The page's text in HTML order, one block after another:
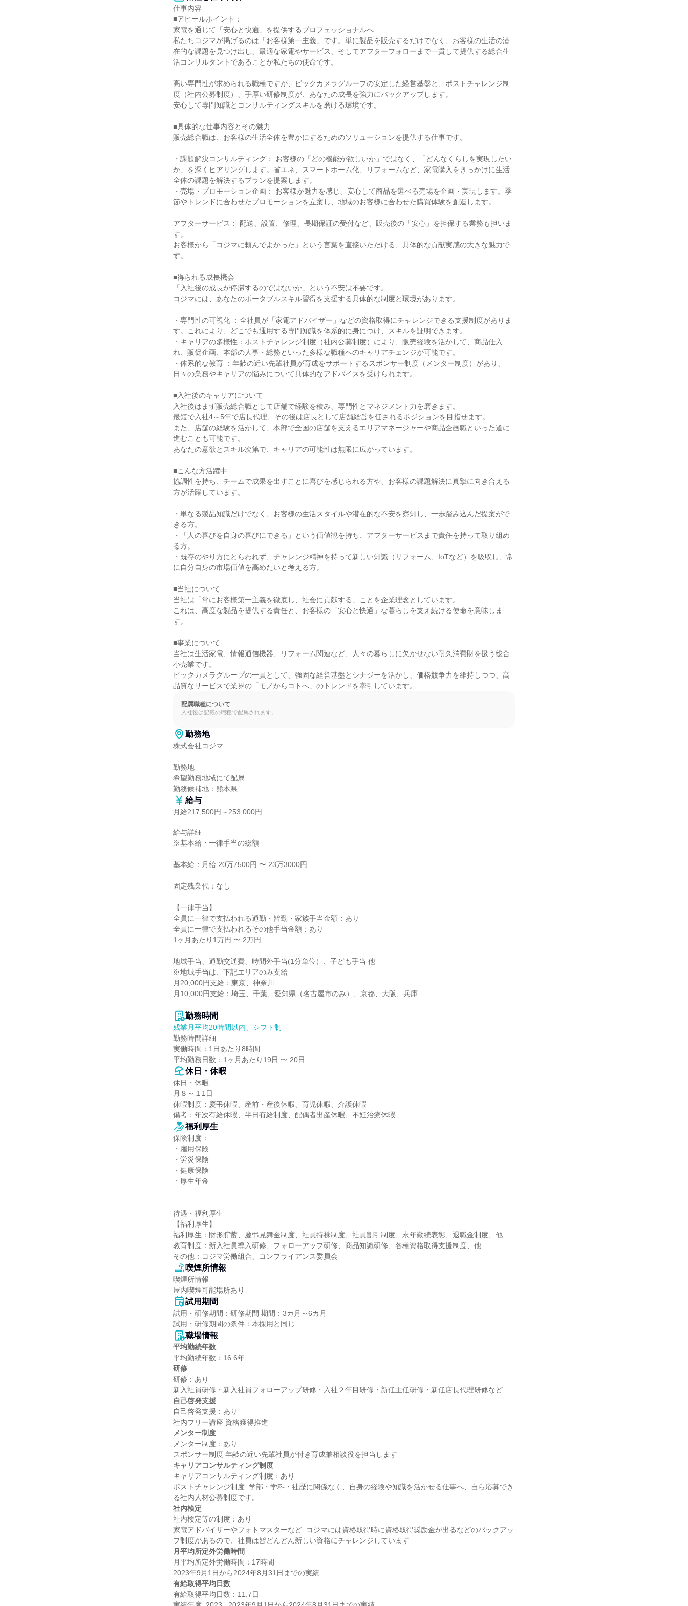
仕事内容
■アピールポイント：
家電を通じて「安心と快適」を提供するプロフェッショナルへ
私たちコジマが掲げるのは「お客様第一主義」です。単に製品を販売するだけでなく、お客様の生活の潜
在的な課題を見つけ出し、最適な家電やサービス、そしてアフターフォローまで一貫して提供する総合生
活コンサルタントであることが私たちの使命です。
高い専門性が求められる職種ですが、ビックカメラグループの安定した経営基盤と、ポストチャレンジ制
度（社内公募制度）、手厚い研修制度が、あなたの成長を強力にバックアップします。
安心して専門知識とコンサルティングスキルを磨ける環境です。
■具体的な仕事内容とその魅力
販売総合職は、お客様の生活全体を豊かにするためのソリューションを提供する仕事です。
・課題解決コンサルティング： お客様の「どの機能が欲しいか」ではなく、「どんなくらしを実現したい
か」を深くヒアリングします。省エネ、スマートホーム化、リフォームなど、家電購入をきっかけに生活
全体の課題を解決するプランを提案します。
・売場・プロモーション企画： お客様が魅力を感じ、安心して商品を選べる売場を企画・実現します。季
節やトレンドに合わせたプロモーションを立案し、地域のお客様に合わせた購買体験を創造します。
アフターサービス： 配送、設置、修理、長期保証の受付など、販売後の「安心」を担保する業務も担いま
す。
お客様から「コジマに頼んでよかった」という言葉を直接いただける、具体的な貢献実感の大きな魅力で
す。
■得られる成長機会
「入社後の成長が停滞するのではないか」という不安は不要です。
コジマには、あなたのポータブルスキル習得を支援する具体的な制度と環境があります。
・専門性の可視化 ：全社員が「家電アドバイザー」などの資格取得にチャレンジできる支援制度がありま
す。これにより、どこでも通用する専門知識を体系的に身につけ、スキルを証明できます。
・キャリアの多様性：ポストチャレンジ制度（社内公募制度）により、販売経験を活かして、商品仕入
れ、販促企画、本部の人事・総務といった多様な職種へのキャリアチェンジが可能です。
・体系的な教育 ：年齢の近い先輩社員が育成をサポートするスポンサー制度（メンター制度）があり、
日々の業務やキャリアの悩みについて具体的なアドバイスを受けられます。
■入社後のキャリアについて
入社後はまず販売総合職として店舗で経験を積み、専門性とマネジメント力を磨きます。
最短で入社4～5年で店長代理、その後は店長として店舗経営を任されるポジションを目指せます。
また、店舗の経験を活かして、本部で全国の店舗を支えるエリアマネージャーや商品企画職といった道に
進むことも可能です。
あなたの意欲とスキル次第で、キャリアの可能性は無限に広がっています。
■こんな方活躍中
協調性を持ち、チームで成果を出すことに喜びを感じられる方や、お客様の課題解決に真摯に向き合える
方が活躍しています。
・単なる製品知識だけでなく、お客様の生活スタイルや潜在的な不安を察知し、一歩踏み込んだ提案がで
きる方。
・「人の喜びを自身の喜びにできる」という価値観を持ち、アフターサービスまで責任を持って取り組め
る方。
・既存のやり方にとらわれず、チャレンジ精神を持って新しい知識（リフォーム、IoTなど）を吸収し、常
に自分自身の市場価値を高めたいと考える方。
■当社について
当社は「常にお客様第一主義を徹底し、社会に貢献する」ことを企業理念としています。
これは、高度な製品を提供する責任と、お客様の「安心と快適」な暮らしを支え続ける使命を意味しま
す。
■事業について
当社は生活家電、情報通信機器、リフォーム関連など、人々の暮らしに欠かせない耐久消費財を扱う総合
小売業です。
ビックカメラグループの一員として、強固な経営基盤とシナジーを活かし、価格競争力を維持しつつ、高
品質なサービスで業界の「モノからコトへ」のトレンドを牽引しています。
配属職種について
入社後は記載の職種で配属されます。
勤務地
株式会社コジマ
勤務地
希望勤務地域にて配属
勤務候補地：熊本県
給与
月給217,500円～253,000円
給与詳細
※基本給・一律手当の総額
基本給：月給 20万7500円 〜 23万3000円
固定残業代：なし
【一律手当】
全員に一律で支払われる通勤・皆勤・家族手当金額：あり
全員に一律で支払われるその他手当金額：あり
1ヶ月あたり1万円 〜 2万円
地域手当、通勤交通費、時間外手当(1分単位）、子ども手当 他
※地域手当は、下記エリアのみ支給
月20,000円支給：東京、神奈川
月10,000円支給：埼玉、千葉、愛知県（名古屋市のみ）、京都、大阪、兵庫
勤務時間
残業月平均20時間以内、シフト制
勤務時間詳細
実働時間：1日あたり8時間
平均勤務日数：1ヶ月あたり19日 〜 20日
休日・休暇
休日・休暇
月８～１1日
休暇制度：慶弔休暇、産前・産後休暇、育児休暇、介護休暇
備考：年次有給休暇、半日有給制度、配偶者出産休暇、不妊治療休暇
福利厚生
保険制度：
・雇用保険
・労災保険
・健康保険
・厚生年金
待遇・福利厚生
【福利厚生】
福利厚生：財形貯蓄、慶弔見舞金制度、社員持株制度、社員割引制度、永年勤続表彰、退職金制度、他
教育制度：新入社員導入研修、フォローアップ研修、商品知識研修、各種資格取得支援制度、他
その他：コジマ労働組合、コンプライアンス委員会
喫煙所情報
喫煙所情報
屋内喫煙可能場所あり
試用期間
試用・研修期間：研修期間 期間：3カ月～6カ月
職場情報
平均勤続年数
研修
研修：あり
自己啓発支援
自己啓発支援：あり
メンター制度
メンター制度：あり
キャリアコンサルティング制度
キャリアコンサルティング制度：あり
ポストチャレンジ制度  学部・学科・社歴に関係なく、自身の経験や知識を活かせる仕事へ、自ら応募でき
社内検定
社内検定等の制度：あり
家電アドバイザーやフォトマスターなど  コジマには資格取得時に資格取得奨励金が出るなどのバックアッ
月平均所定外労働時間
月平均所定外労働時間：17時間
有給取得平均日数
有給取得平均日数：11.7日